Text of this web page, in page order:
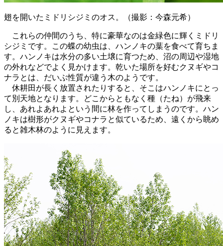
翅を開いたミドリシジミのオス。（撮影：今森元希）
これらの仲間のうち、特に豪華なのは金緑色に輝くミドリ
シジミです。この蝶の幼虫は、ハンノキの葉を食べて育ちま
す。ハンノキは水分の多い土壌に育つため、沼の周辺や湿地
の外れなどでよく見かけます。乾いた場所を好むクヌギやコ
ナラとは、だいぶ性質が違う木のようです。
休耕田が長く放置されたりすると、そこはハンノキにとっ
て別天地となります。どこからともなく種（たね）が飛来
し、あれよあれよという間に林を作ってしまうのです。ハン
ノキは樹形がクヌギやコナラと似ているため、遠くから眺め
ると雑木林のように見えます。